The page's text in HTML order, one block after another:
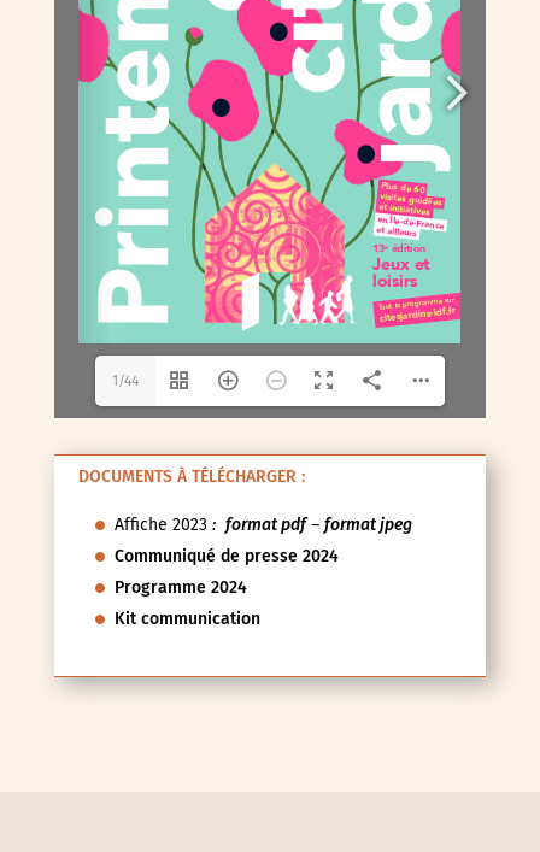
1/44
DOCUMENTS À TÉLÉCHARGER :
Affiche 2023: format pdf– format jpeg
Communiqué de presse 2024
Programme 2024
Kit communication